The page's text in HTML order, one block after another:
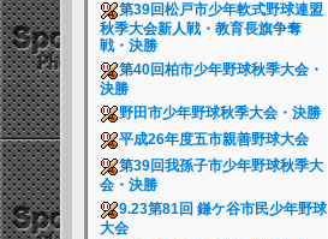
第39回松戸市少年軟式野球連盟
秋季大会新人戦・教育長旗争奪
戦・決勝
第40回柏市少年野球秋季大会・
決勝
野田市少年野球秋季大会・決勝
平成26年度五市親善野球大会
第39回我孫子市少年野球秋季大
会・決勝
9.23第81回 鎌ケ谷市民少年野球
大会